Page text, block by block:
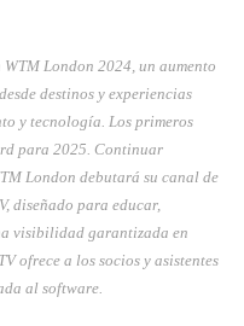
London 2024, un aumento
destinos y experiencias
y tecnología. Los primeros
para 2025. Continuar
London debutará su canal de
diseñado para educar,
visibilidad garantizada en
ofrece a los socios y asistentes
al software.